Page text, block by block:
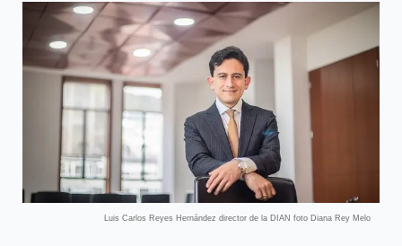
Luis Carlos Reyes Hernández director de la DIAN foto Diana Rey Melo